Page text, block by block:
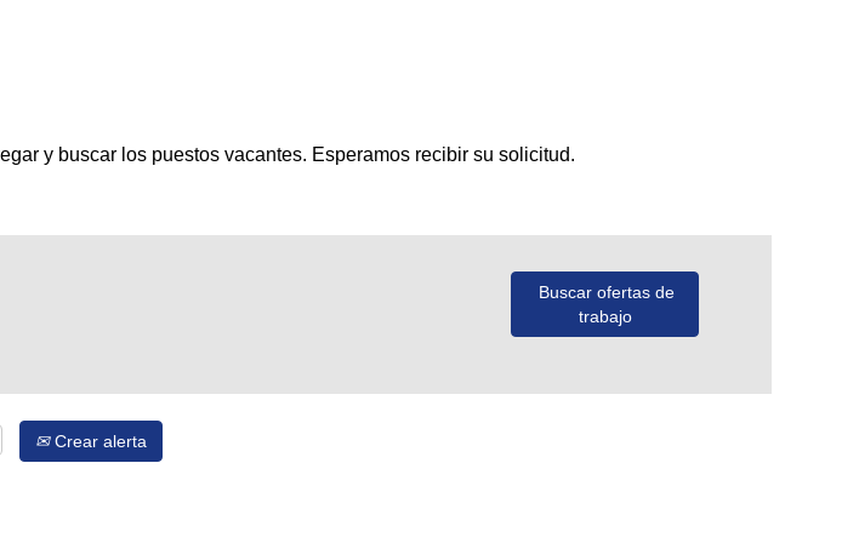
y buscar los puestos vacantes. Esperamos recibir su solicitud.
Crear alerta